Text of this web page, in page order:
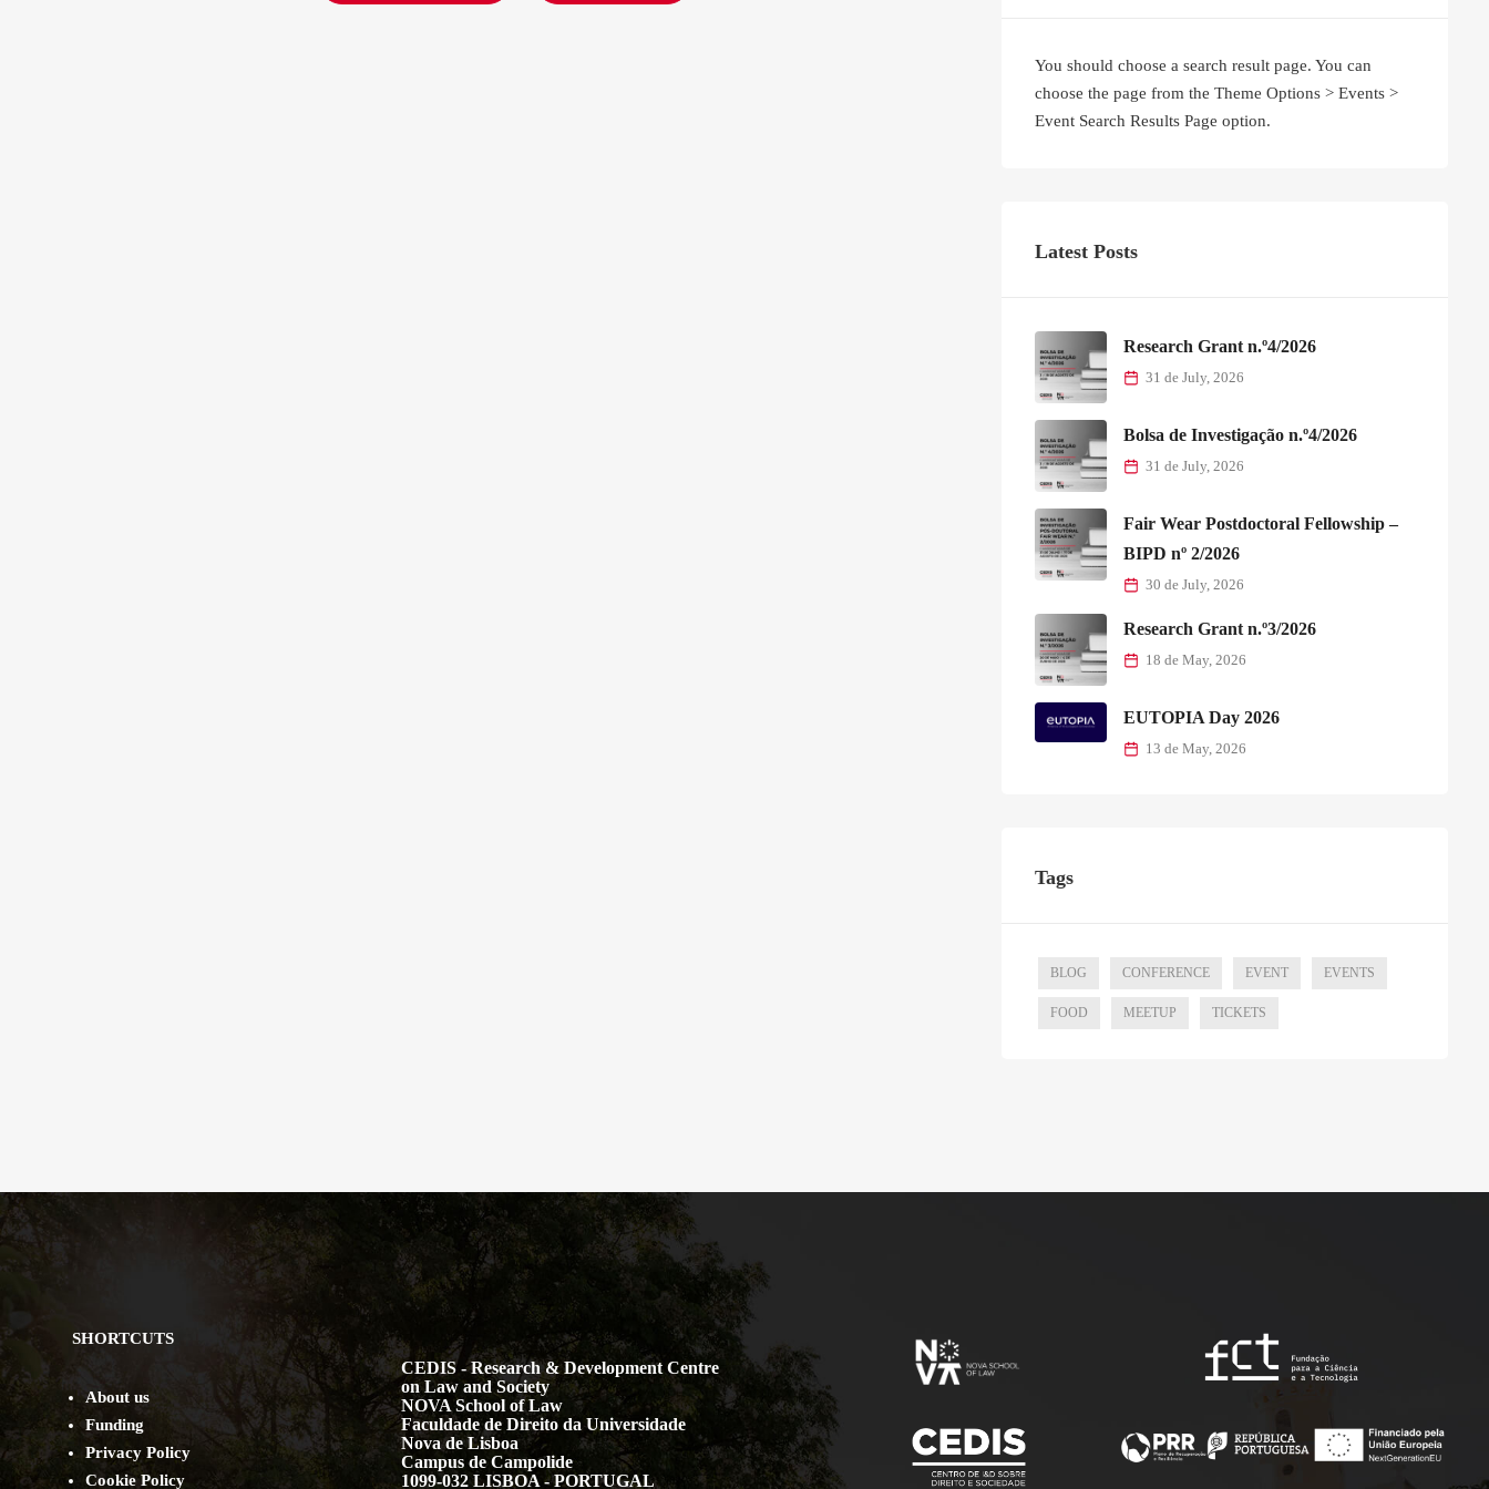
You should choose a search result page. You can
choose the page from the Theme Options > Events >
Event Search Results Page option.
Latest Posts
Research Grant n.º4/2026
31 de July, 2026
Bolsa de Investigação n.º4/2026
31 de July, 2026
Fair Wear Postdoctoral Fellowship –
BIPD nº 2/2026
30 de July, 2026
Research Grant n.º3/2026
18 de May, 2026
EUTOPIA Day 2026
13 de May, 2026
Tags
BLOG CONFERENCE EVENT EVENTS
FOOD MEETUP TICKETS
SHORTCUTS
About us
Funding
Privacy Policy
Cookie Policy
CEDIS - Research & Development Centre
on Law and Society
NOVA School of Law
Faculdade de Direito da Universidade
Nova de Lisboa
Campus de Campolide
1099-032 LISBOA - PORTUGAL